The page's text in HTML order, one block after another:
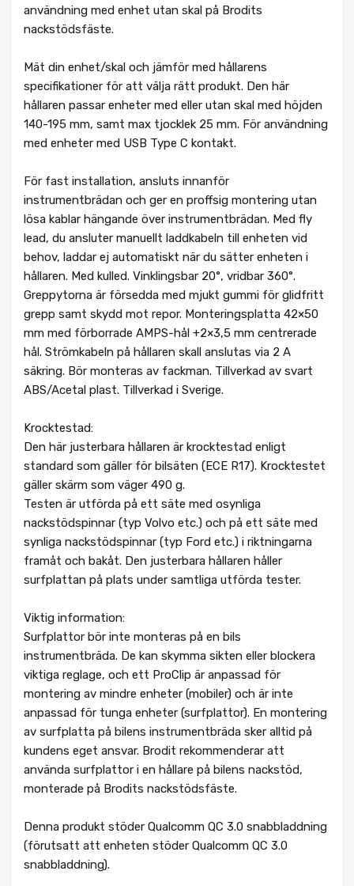
användning med enhet utan skal på Brodits
nackstödsfäste.
Mät din enhet/skal och jämför med hållarens
specifikationer för att välja rätt produkt. Den här
hållaren passar enheter med eller utan skal med höjden
140-195 mm, samt max tjocklek 25 mm. För användning
med enheter med USB Type C kontakt.
För fast installation, ansluts innanför
instrumentbrädan och ger en proffsig montering utan
lösa kablar hängande över instrumentbrädan. Med fly
lead, du ansluter manuellt laddkabeln till enheten vid
behov, laddar ej automatiskt när du sätter enheten i
hållaren. Med kulled. Vinklingsbar 20°, vridbar 360°.
Greppytorna är försedda med mjukt gummi för glidfritt
grepp samt skydd mot repor. Monteringsplatta 42×50
mm med förborrade AMPS-hål +2×3,5 mm centrerade
hål. Strömkabeln på hållaren skall anslutas via 2 A
säkring. Bör monteras av fackman. Tillverkad av svart
ABS/Acetal plast. Tillverkad i Sverige.
Krocktestad:
Den här justerbara hållaren är krocktestad enligt
standard som gäller för bilsäten (ECE R17). Krocktestet
gäller skärm som väger 490 g.
Testen är utförda på ett säte med osynliga
nackstödspinnar (typ Volvo etc.) och på ett säte med
synliga nackstödspinnar (typ Ford etc.) i riktningarna
framåt och bakåt. Den justerbara hållaren håller
surfplattan på plats under samtliga utförda tester.
Viktig information:
Surfplattor bör inte monteras på en bils
instrumentbräda. De kan skymma sikten eller blockera
viktiga reglage, och ett ProClip är anpassad för
montering av mindre enheter (mobiler) och är inte
anpassad för tunga enheter (surfplattor). En montering
av surfplatta på bilens instrumentbräda sker alltid på
kundens eget ansvar. Brodit rekommenderar att
använda surfplattor i en hållare på bilens nackstöd,
monterade på Brodits nackstödsfäste.
Denna produkt stöder Qualcomm QC 3.0 snabbladdning
(förutsatt att enheten stöder Qualcomm QC 3.0
snabbladdning).